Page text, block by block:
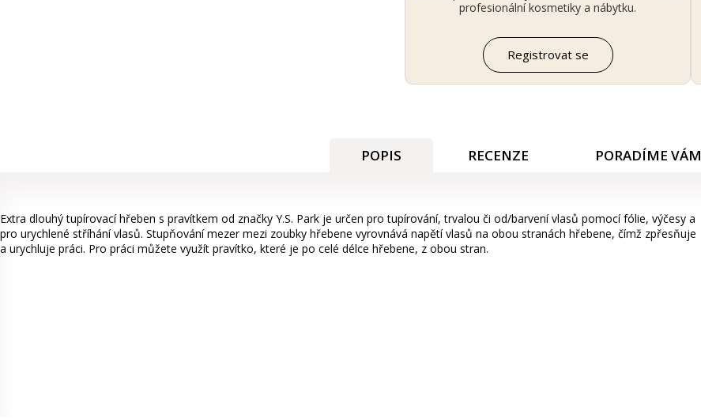
profesionální kosmetiky a nábytku.
Registrovat se
POPIS RECENZE PORADÍME VÁM
Extra dlouhý tupírovací hřeben s pravítkem od značky Y.S. Park je určen pro tupírování, trvalou či od/barvení vlasů pomocí fólie, výčesy a
pro urychlené stříhání vlasů. Stupňování mezer mezi zoubky hřebene vyrovnává napětí vlasů na obou stranách hřebene, čímž zpřesňuje
a urychluje práci. Pro práci můžete využít pravítko, které je po celé délce hřebene, z obou stran.